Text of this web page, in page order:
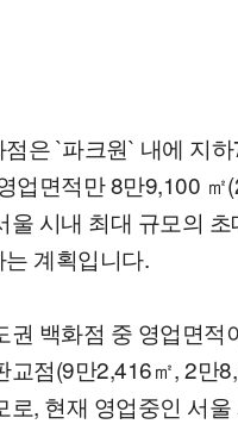
은 `파크원` 내에 지
업면적만 8만9,100 ㎡
울 시내 최대 규모의
계획입니다.
권 백화점 중 영업면적
교점(9만2,416㎡, 2만
로, 현재 영업중인 서